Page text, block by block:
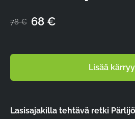
78 € 68 €
Lisää
Lasisajakilla tehtävä retki